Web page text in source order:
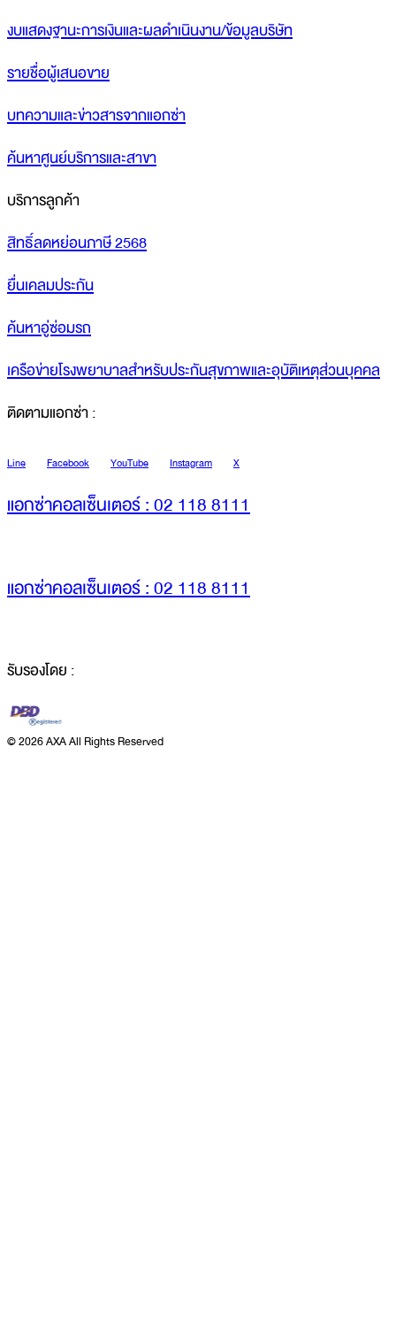
งบแสดงฐานะการเงินและผลดำเนินงาน/ข้อมูลบริษัท
รายชื่อผู้เสนอขาย
บทความและข่าวสารจากแอกซ่า
ค้นหาศูนย์บริการและสาขา
บริการลูกค้า
สิทธิ์ลดหย่อนภาษี 2568
ยื่นเคลมประกัน
ค้นหาอู่ซ่อมรถ
เครือข่ายโรงพยาบาลสำหรับประกันสุขภาพและอุบัติเหตุส่วนบุคคล
ติดตามแอกซ่า :
Line Facebook YouTube Instagram X
แอกซ่าคอลเซ็นเตอร์ : 02 118 8111
แอกซ่าคอลเซ็นเตอร์ : 02 118 8111
รับรองโดย :
©2026 AXA All Rights Reserved